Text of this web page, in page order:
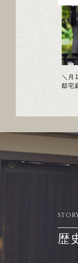
＼月
邸宅
歴